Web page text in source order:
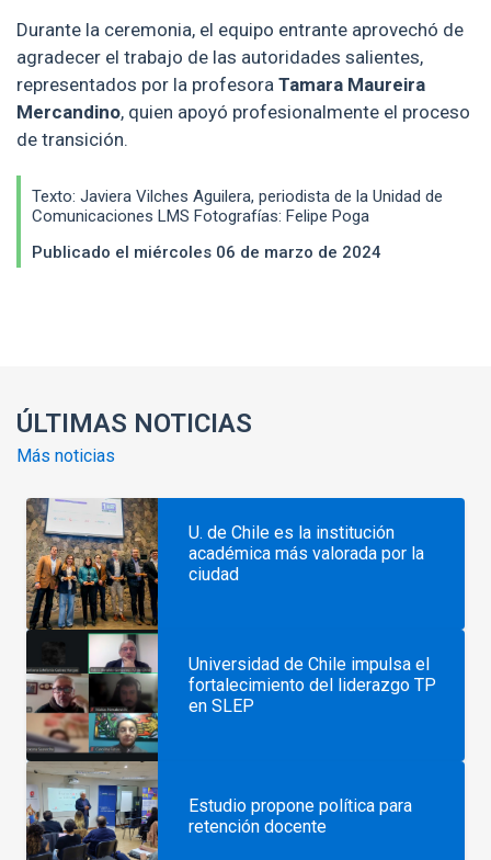
Durante la ceremonia, el equipo entrante aprovechó de
agradecer el trabajo de las autoridades salientes,
representados por la profesora Tamara Maureira
Mercandino, quien apoyó profesionalmente el proceso
de transición.
Texto: Javiera Vilches Aguilera, periodista de la Unidad de
Comunicaciones LMS Fotografías: Felipe Poga
Publicado el miércoles 06 de marzo de 2024
ÚLTIMAS NOTICIAS
Más noticias
U. de Chile es la institución
académica más valorada por la
ciudad
Universidad de Chile impulsa el
fortalecimiento del liderazgo TP
en SLEP
Estudio propone política para
retención docente